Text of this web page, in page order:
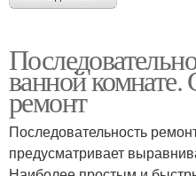
ванной комнате.
ремонт
Последовательность
предусматривает